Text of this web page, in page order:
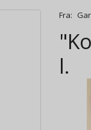
Fra:
l.